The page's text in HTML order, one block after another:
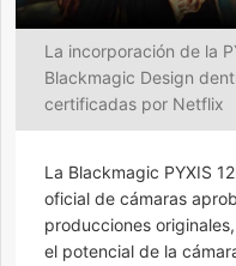
La incorporación de la
Blackmagic Design
certificadas por Netflix
La Blackmagic PYXIS
oficial de cámaras
producciones
el potencial de la